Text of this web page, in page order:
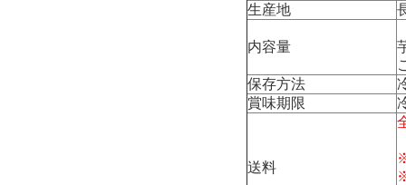
生産地
内容量
保存方法
賞味期限
送料